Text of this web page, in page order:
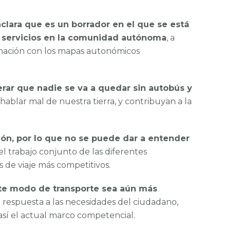
que es un borrador en el que se está
en la comunidad autónoma, a
con los mapas autonómicos
que nadie se va a quedar sin autobús y
mal de nuestra tierra, y contribuyan a la
por lo que no se puede dar a entender
trabajo conjunto de las diferentes
de viaje más competitivos.
modo de transporte sea aún más
a las necesidades del ciudadano,
el actual marco competencial.